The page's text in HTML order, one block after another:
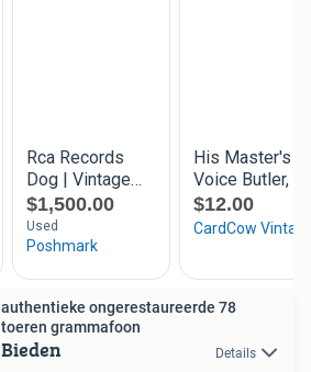
authentieke ongerestaureerde 78
toeren grammafoon
Bieden Details